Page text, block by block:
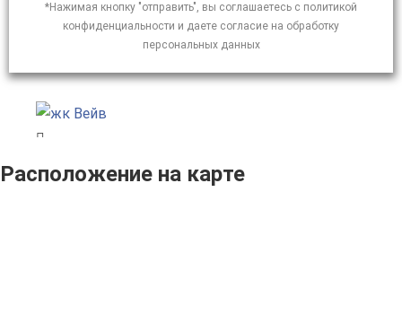
*Нажимая кнопку "отправить", вы соглашаетесь с политикой
конфиденциальности и даете согласие на обработку
персональных данных
Расположение на карте